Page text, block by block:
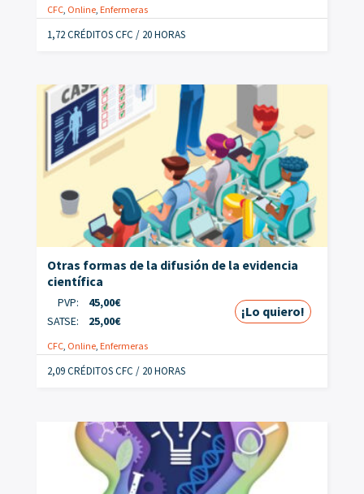
CFC, Online, Enfermeras
1,72 CRÉDITOS CFC / 20 HORAS
Otras formas de la difusión de la evidencia
científica
PVP: 45,00€
SATSE:
25,00€
¡Lo quiero!
CFC, Online, Enfermeras
2,09 CRÉDITOS CFC / 20 HORAS